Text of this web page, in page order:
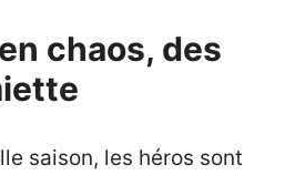
chaos, des
saison, les héros sont